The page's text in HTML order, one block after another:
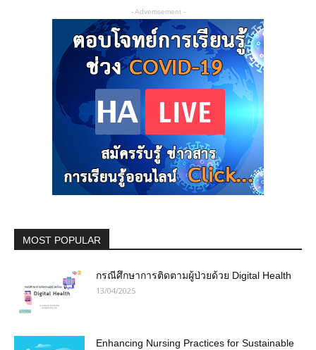
- Advertisement -
MOST POPULAR
กรณีศึกษาการติดตามผู้ป่วยด้วย Digital Health
13/04/2025
Enhancing Nursing Practices for Sustainable